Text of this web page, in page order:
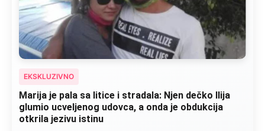
EKSKLUZIVNO
Marija je pala sa litice i stradala: Njen dečko Ilija
glumio ucveljenog udovca, a onda je obdukcija
otkrila jezivu istinu